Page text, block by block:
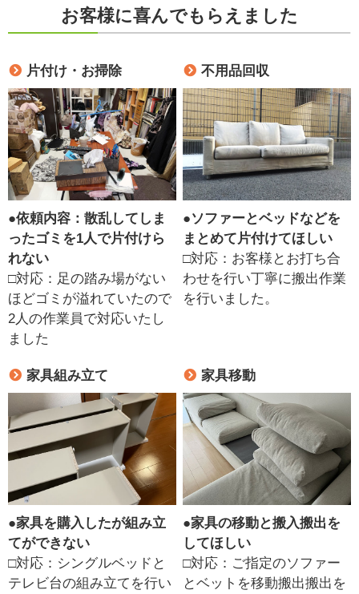
お客様に喜んでもらえました
片付け・お掃除
●依頼内容：散乱してしま
ったゴミを1人で片付けら
れない
□対応：足の踏み場がない
ほどゴミが溢れていたので
2人の作業員で対応いたし
ました
不用品回収
●ソファーとベッドなどを
まとめて片付けてほしい
□対応：お客様とお打ち合
わせを行い丁寧に搬出作業
を行いました。
家具組み立て
●家具を購入したが組み立
てができない
□対応：シングルベッドと
テレビ台の組み立てを行い
家具移動
●家具の移動と搬入搬出を
してほしい
□対応：ご指定のソファー
とベットを移動搬出搬出を